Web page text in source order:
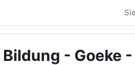
- Goeke